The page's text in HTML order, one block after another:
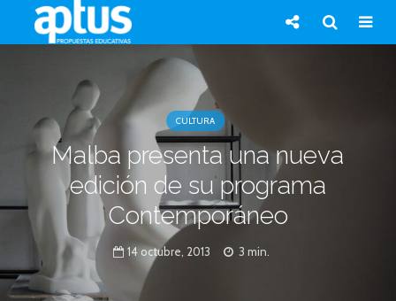
CULTURA
Malba presenta una nueva
edición de su programa
Contemporáneo
14 octubre, 2013 3 min.